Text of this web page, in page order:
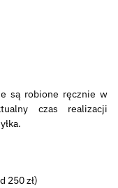
są robione ręcznie w
czas realizacji
250 zł)